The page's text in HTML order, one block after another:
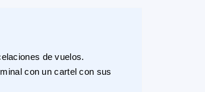
de vuelos.
con un cartel con sus